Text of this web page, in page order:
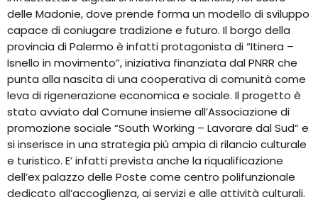
delle Madonie, dove prende forma un modello di sviluppo
capace di coniugare tradizione e futuro. Il borgo della
provincia di Palermo è infatti protagonista di “Itinera –
Isnello in movimento”, iniziativa finanziata dal PNRR che
punta alla nascita di una cooperativa di comunità come
leva di rigenerazione economica e sociale. Il progetto è
stato avviato dal Comune insieme all’Associazione di
promozione sociale “South Working – Lavorare dal Sud” e
si inserisce in una strategia più ampia di rilancio culturale
e turistico. E’ infatti prevista anche la riqualificazione
dell’ex palazzo delle Poste come centro polifunzionale
dedicato all’accoglienza, ai servizi e alle attività culturali.